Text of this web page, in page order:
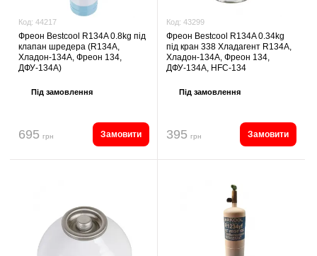
Код: 44217
Фреон Bestcool R134A 0.8kg під
клапан шредера (R134A,
Хладон-134A, Фреон 134,
ДФУ-134A)
Під замовлення
695 грн Замовити
Код: 43299
Фреон Bestcool R134A 0.34kg
під кран 338 Хладагент R134A,
Хладон-134A, Фреон 134,
ДФУ-134A, HFC-134
Під замовлення
395 грн Замовити